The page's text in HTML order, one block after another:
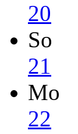
20
So
21
Mo
22